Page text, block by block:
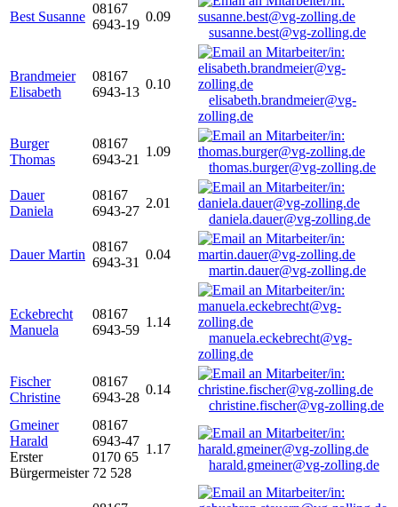
Best Susanne
08167
6943-19
0.09
susanne.best@vg-zolling.de
Brandmeier
Elisabeth
08167
6943-13
0.10
elisabeth.brandmeier@vg-
zolling.de
Burger
Thomas
08167
6943-21
1.09
thomas.burger@vg-zolling.de
Dauer
Daniela
08167
6943-27
2.01
daniela.dauer@vg-zolling.de
Dauer Martin
08167
6943-31
0.04
martin.dauer@vg-zolling.de
Eckebrecht
Manuela
08167
6943-59
1.14
manuela.eckebrecht@vg-
zolling.de
Fischer
Christine
08167
6943-28
0.14
christine.fischer@vg-zolling.de
Gmeiner
Harald
Erster
Bürgermeister
08167
6943-47
0170 65
72 528
1.17
harald.gmeiner@vg-zolling.de